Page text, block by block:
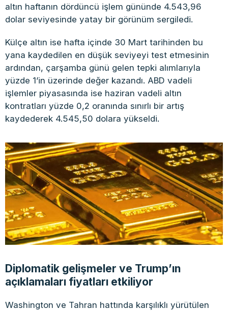
altın haftanın dördüncü işlem gününde 4.543,96
dolar seviyesinde yatay bir görünüm sergiledi.
Külçe altın ise hafta içinde 30 Mart tarihinden bu
yana kaydedilen en düşük seviyeyi test etmesinin
ardından, çarşamba günü gelen tepki alımlarıyla
yüzde 1’in üzerinde değer kazandı. ABD vadeli
işlemler piyasasında ise haziran vadeli altın
kontratları yüzde 0,2 oranında sınırlı bir artış
kaydederek 4.545,50 dolara yükseldi.
Diplomatik gelişmeler ve Trump’ın
açıklamaları fiyatları etkiliyor
Washington ve Tahran hattında karşılıklı yürütülen